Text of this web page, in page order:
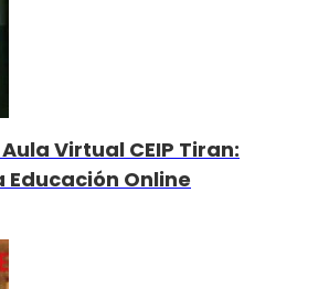
Virtual CEIP Tiran:
Online